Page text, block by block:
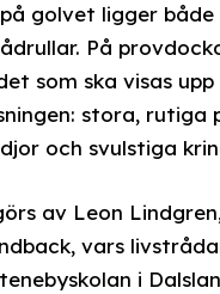
golvet ligger både
På
som ska visas upp
stora, rutiga
och svulstiga
av Leon
vars
i